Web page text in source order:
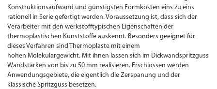
Konstruktionsaufwand und günstigsten Formkosten eins zu eins
rationell in Serie gefertigt werden. Voraussetzung ist, dass sich der
Verarbeiter mit den werkstofftypischen Eigenschaften der
thermoplastischen Kunststoffe auskennt. Besonders geeignet für
dieses Verfahren sind Thermoplaste mit einem
hohen Molekulargewicht. Mit ihnen lassen sich im Dickwandspritzguss
Wandstärken von bis zu 50 mm realisieren. Erschlossen werden
Anwendungsgebiete, die eigentlich die Zerspanung und der
klassische Spritzguss besetzen.